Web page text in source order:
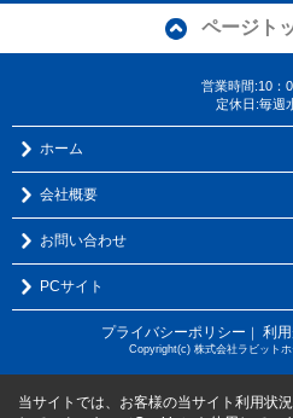
ページト
営業時間:10：
定休日:毎週
ホーム
会社概要
お問い合わせ
PCサイト
プライバシーポリシー 利
Copyright(c) 株式会社ラビット
当サイトでは、お客様の当サイト利用状